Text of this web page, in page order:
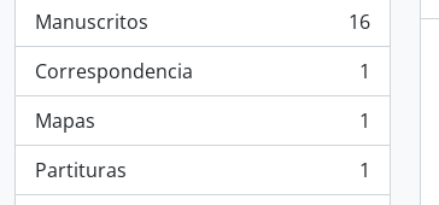
Manuscritos
, 16 resultados
16
Correspondencia
, 1 resultados
1
Mapas
, 1 resultados
1
Partituras
, 1 resultados
1